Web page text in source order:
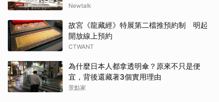
Newtalk
故宮《龍藏經》特展第二檔推預約制 明起
開放線上預約
CTWANT
為什麼日本人都拿透明傘？原來不只是便
宜，背後還藏著3個實用理由
景點家